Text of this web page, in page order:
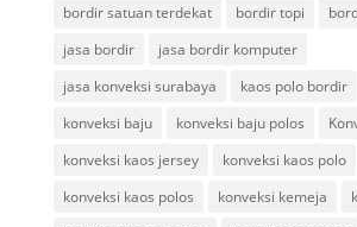
bordir satuan terdekat
bordir topi
jasa bordir
jasa bordir komputer
jasa konveksi surabaya
kaos polo bordir
konveksi baju
konveksi baju polos
konveksi kaos jersey
konveksi kaos polo
konveksi kaos polos
konveksi kemeja